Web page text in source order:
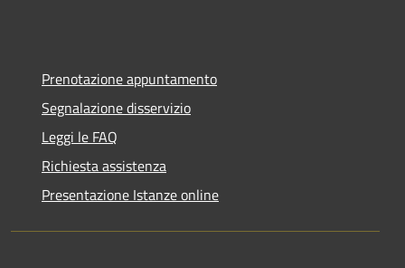
Prenotazione appuntamento
Segnalazione disservizio
Leggi le FAQ
Richiesta assistenza
Presentazione Istanze online